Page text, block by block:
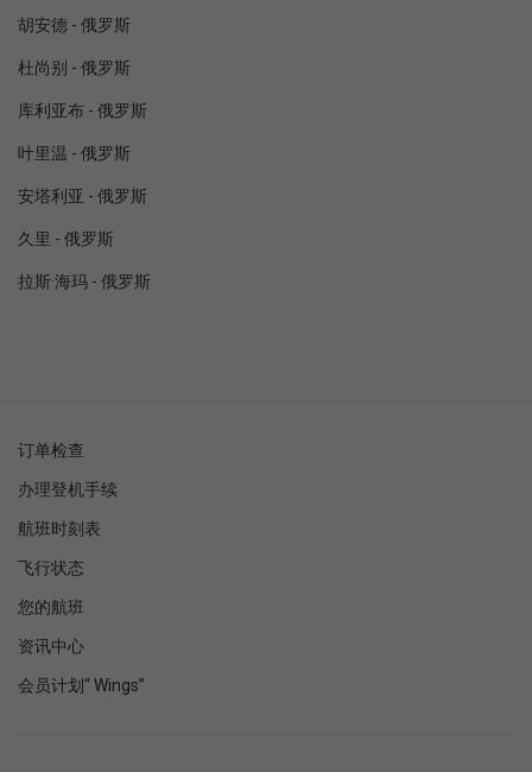
胡安德 - 俄罗斯
杜尚别 - 俄罗斯
库利亚布 - 俄罗斯
叶里温 - 俄罗斯
安塔利亚 - 俄罗斯
久里 - 俄罗斯
拉斯·海玛 - 俄罗斯
订单检查
办理登机手续
航班时刻表
飞行状态
您的航班
资讯中心
会员计划“ Wings”